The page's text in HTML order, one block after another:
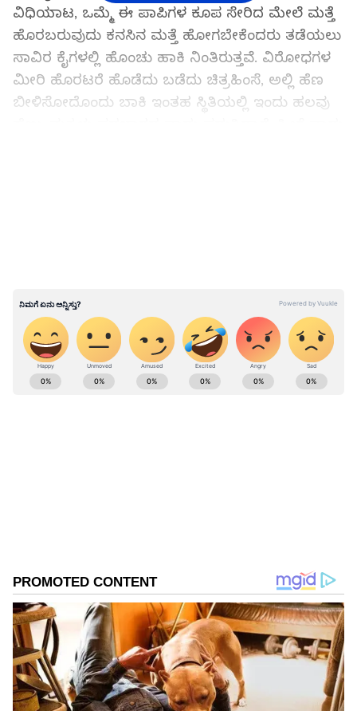
ವಿಧಿಯಾಟ, ಒಮ್ಮೆ ಈ ಪಾಪಿಗಳ ಕೂಪ ಸೇರಿದ ಮೇಲೆ ಮತ್ತೆ
ಹೊರಬರುವುದು ಕನಸಿನ ಮತ್ತೆ ಹೋಗಬೇಕೆಂದರು ತಡೆಯಲು
ಸಾವಿರ ಕೈಗಳಲ್ಲಿ ಹೊಂಚು ಹಾಕಿ ನಿಂತಿರುತ್ತವೆ. ವಿರೋಧಗಳ
ಮೀರಿ ಹೊರಟರೆ ಹೊಡೆದು ಬಡೆದು ಚಿತ್ರಹಿಂಸೆ, ಅಲ್ಲಿ ಹೆಣ
ಬೀಳಿಸೋದೊಂದು ಬಾಕಿ ಇಂತಹ ಸ್ಥಿತಿಯಲ್ಲಿ ಇಂದು ಹಲವು
ಅಕ್ರಮ ಬಾಂಗ್ಲಾ ವಲಸಿಗರು ಸೆರೆ
ABOUT THE AUTHOR